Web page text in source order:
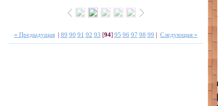
« Предыдущая| 89 90 91 92 93 [94] 95 96 97 98 99 | Следующая »